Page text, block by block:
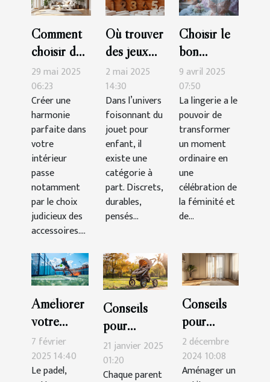
Comment
choisir des
accessoires
pour
maximiser
l'harmonie
de votre
intérieur
29 mai 2025
06:23
Créer une
harmonie
parfaite dans
votre
intérieur
passe
notamment
par le choix
judicieux des
accessoires....
Où trouver
des jeux
Montessori
de qualité
?
2 mai 2025
14:30
Dans l’univers
foisonnant du
jouet pour
enfant, il
existe une
catégorie à
part. Discrets,
durables,
pensés...
Choisir le
bon
ensemble
de lingerie
pour des
occasions
spéciales
9 avril 2025
07:50
La lingerie a le
pouvoir de
transformer
un moment
ordinaire en
une
célébration de
la féminité et
de...
Améliorer
votre
technique
de padel :
exercices
7 février
2025 14:40
Le padel,
Conseils
pour
maintenir et
nettoyer
votre
21 janvier 2025
01:20
Chaque parent
Conseils
pour
intégrer
une
armoire
2 décembre
2024 10:08
Aménager un